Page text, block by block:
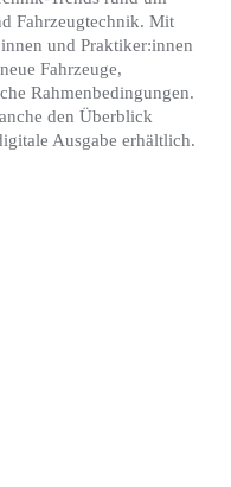
Fahrzeugtechnik. Mit
und Praktiker:innen
Fahrzeuge,
Rahmenbedingungen.
den Überblick
Ausgabe erhältlich.